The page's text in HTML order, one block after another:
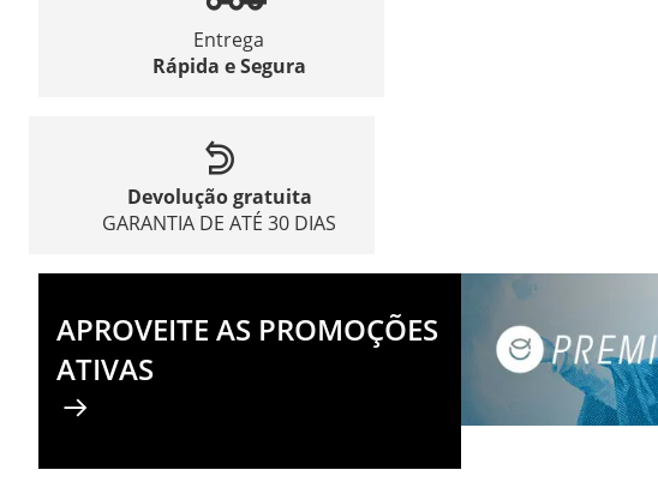
Entrega
Rápida e Segura
Devolução gratuita
GARANTIA DE ATÉ 30 DIAS
APROVEITE AS PROMOÇÕES
ATIVAS